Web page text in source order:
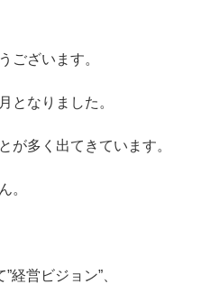
ございます。
となりました。
が多く出てきています。
。
経営ビジョン”、